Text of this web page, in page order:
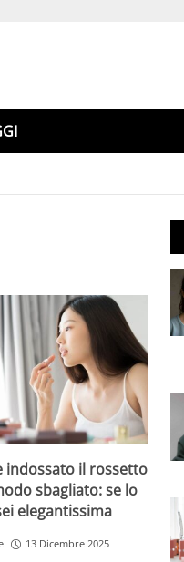
indossato il rossetto
sbagliato: se lo
elegantissima
13 Dicembre 2025